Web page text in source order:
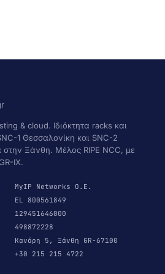
& cloud. Ιδιόκτητα racks και
1 Θεσσαλονίκη και SNC-2
Ξάνθη. Μέλος RIPE NCC, με
IX.
MyIP Networks Ο.Ε.
EL 800561849
129451646000
498872228
Κανάρη 5, Ξάνθη GR-67100
+30 215 215 4722